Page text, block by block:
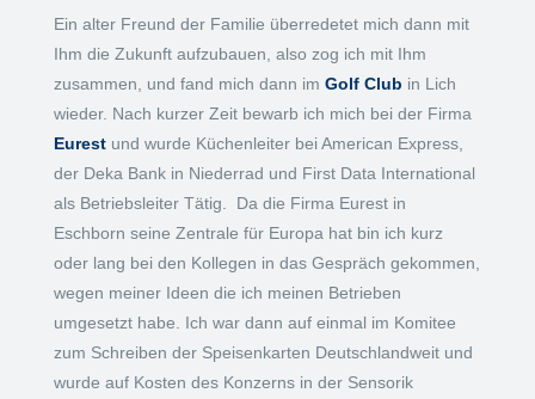
Ein alter Freund der Familie überredetet mich dann mit
Ihm die Zukunft aufzubauen, also zog ich mit Ihm
zusammen, und fand mich dann im Golf Club in Lich
wieder. Nach kurzer Zeit bewarb ich mich bei der Firma
Eurestund wurde Küchenleiter bei American Express,
der Deka Bank in Niederrad und First Data International
als Betriebsleiter Tätig. Da die Firma Eurest in
Eschborn seine Zentrale für Europa hat bin ich kurz
oder lang bei den Kollegen in das Gespräch gekommen,
wegen meiner Ideen die ich meinen Betrieben
umgesetzt habe. Ich war dann auf einmal im Komitee
zum Schreiben der Speisenkarten Deutschlandweit und
wurde auf Kosten des Konzerns in der Sensorik